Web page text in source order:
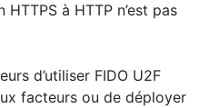
à HTTP n’est pas
d’utiliser FIDO U2F
facteurs ou de déployer